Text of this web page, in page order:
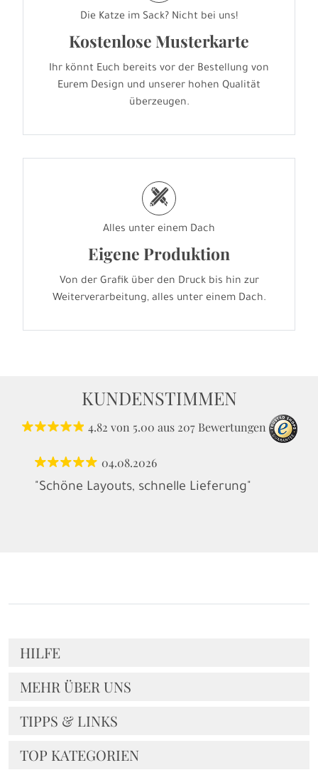
Die Katze im Sack? Nicht bei uns!
Kostenlose Musterkarte
Ihr könnt Euch bereits vor der Bestellung von
Eurem Design und unserer hohen Qualität
überzeugen.
h
Alles unter einem Dach
Eigene Produktion
Von der Grafik über den Druck bis hin zur
Weiterverarbeitung, alles unter einem Dach.
KUNDENSTIMMEN
4.82 von 5.00 aus 207 Bewertungen
04.08.2026
"Schöne Layouts, schnelle Lieferung"
HILFE
MEHR ÜBER UNS
TIPPS & LINKS
TOP KATEGORIEN